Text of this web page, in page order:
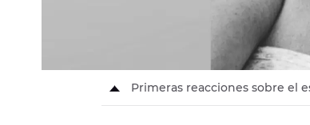
Primeras reacciones sobre el